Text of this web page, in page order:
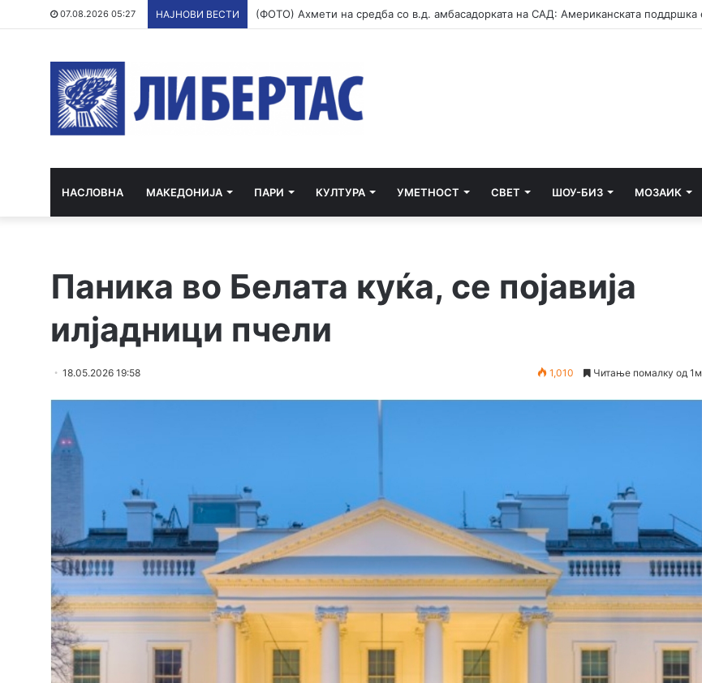
07.08.2026 05:27 НАЈНОВИ ВЕСТИ
НАСЛОВНА МАКЕДОНИЈА ПАРИ КУЛТУРА УМЕТНОСТ СВЕТ ШОУ-БИЗ МОЗАИК
Паника во Белата куќа, се појавија
илјадници пчели
18.05.2026 19:58 1,010 Читање помалку од 1м